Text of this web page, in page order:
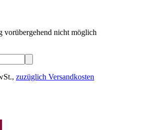
vorübergehend nicht möglich
, zuzüglich Versandkosten